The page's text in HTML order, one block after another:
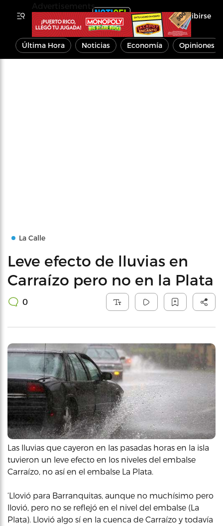
Inscribirse
Última Hora Noticias Economía Opiniones
La Calle
Leve efecto de lluvias en
Carraízo pero no en la Plata
0
Las lluvias que cayeron en las pasadas horas en la isla
tuvieron un leve efecto en los niveles del embalse
Carraízo, no así en el embalse La Plata.
‘Llovió para Barranquitas, aunque no muchísimo pero
llovió, pero no se reflejó en el nivel del embalse (La
Plata). Llovió algo sí en la cuenca de Carraízo y todavía
Advertisements